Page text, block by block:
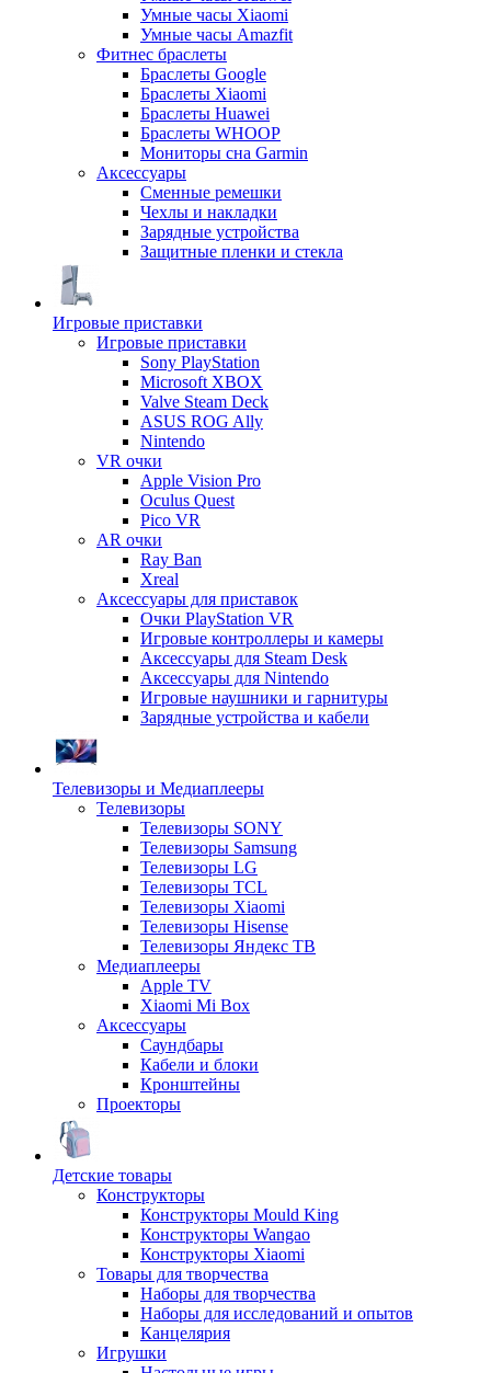
Умные часы Xiaomi
Умные часы Amazfit
Фитнес браслеты
Браслеты Google
Браслеты Xiaomi
Браслеты Huawei
Браслеты WHOOP
Мониторы сна Garmin
Аксессуары
Сменные ремешки
Чехлы и накладки
Зарядные устройства
Защитные пленки и стекла
Игровые приставки
Игровые приставки
Sony PlayStation
Microsoft XBOX
Valve Steam Deck
ASUS ROG Ally
Nintendo
VR очки
Apple Vision Pro
Oculus Quest
Pico VR
AR очки
Ray Ban
Xreal
Аксессуары для приставок
Очки PlayStation VR
Игровые контроллеры и камеры
Аксессуары для Steam Desk
Аксессуары для Nintendo
Игровые наушники и гарнитуры
Зарядные устройства и кабели
Телевизоры и Медиаплееры
Телевизоры
Телевизоры SONY
Телевизоры Samsung
Телевизоры LG
Телевизоры TCL
Телевизоры Xiaomi
Телевизоры Hisense
Телевизоры Яндекс ТВ
Медиаплееры
Apple TV
Xiaomi Mi Box
Аксессуары
Саундбары
Кабели и блоки
Кронштейны
Проекторы
Детские товары
Конструкторы
Конструкторы Mould King
Конструкторы Wangao
Конструкторы Xiaomi
Товары для творчества
Наборы для творчества
Наборы для исследований и опытов
Канцелярия
Игрушки